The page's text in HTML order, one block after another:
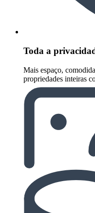
Toda a
Mais espaço,
propriedades inteiras